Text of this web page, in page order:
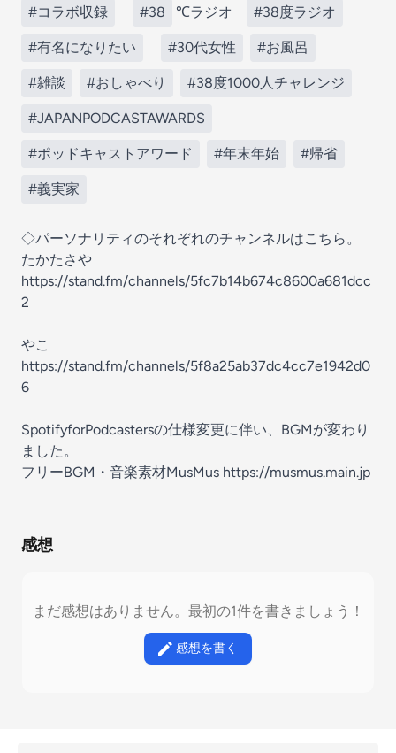
#コラボ収録 #38 ℃ラジオ #38度ラジオ
#有名になりたい #30代女性 #お風呂
#雑談 #おしゃべり #38度1000人チャレンジ
#JAPANPODCASTAWARDS
#ポッドキャストアワード #年末年始 #帰省
#義実家
◇パーソナリティのそれぞれのチャンネルはこちら。
たかたさや
https://stand.fm/channels/5fc7b14b674c8600a681dcc
2
やこ
https://stand.fm/channels/5f8a25ab37dc4cc7e1942d0
6
SpotifyforPodcastersの仕様変更に伴い、BGMが変わり
ました。
フリーBGM・音楽素材MusMus https://musmus.main.jp
感想
まだ感想はありません。最初の1件を書きましょう！
感想を書く